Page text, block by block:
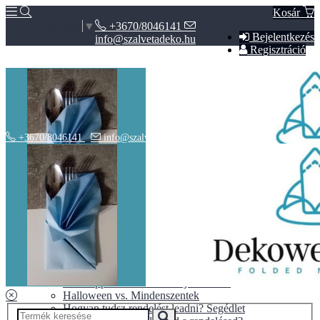
Kosár
Bejelentkezés
Regisztráció
▼
+3670/8046141
info@szalvetadeko.hu
Hírek
ÁSZF
Adatvédelem
BLOG
Halloween vs. Mindenszentek
Hogyan tudsz rendelést leadni? Segédlet
+3670/8046141 info@szalvetadeko.hu